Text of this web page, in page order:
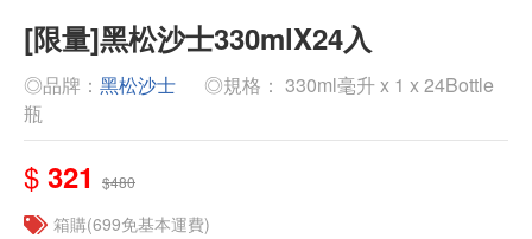
[限量]黑松沙士330mlX24入
◎品牌： 黑松沙士
◎規格： 330ml毫升 x 1 x 24Bottle
瓶
$ 321 $480
箱購(699免基本運費)